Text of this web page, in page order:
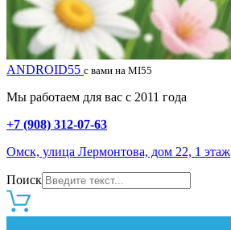
ANDROID55 с вами на MI55
Мы работаем для вас с 2011 года
+7 (908) 312-07-63
Омск, улица Лермонтова, дом 22, 1 этаж
Поиск